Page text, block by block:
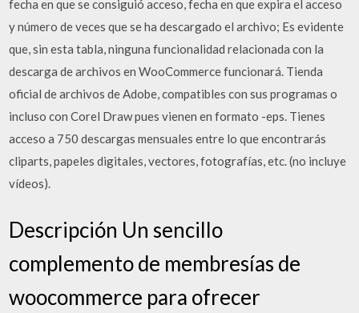
fecha en que se consiguió acceso, fecha en que expira el acceso
y número de veces que se ha descargado el archivo; Es evidente
que, sin esta tabla, ninguna funcionalidad relacionada con la
descarga de archivos en WooCommerce funcionará. Tienda
oficial de archivos de Adobe, compatibles con sus programas o
incluso con Corel Draw pues vienen en formato -eps. Tienes
acceso a 750 descargas mensuales entre lo que encontrarás
cliparts, papeles digitales, vectores, fotografías, etc. (no incluye
vídeos).
Descripción Un sencillo
complemento de membresías de
woocommerce para ofrecer